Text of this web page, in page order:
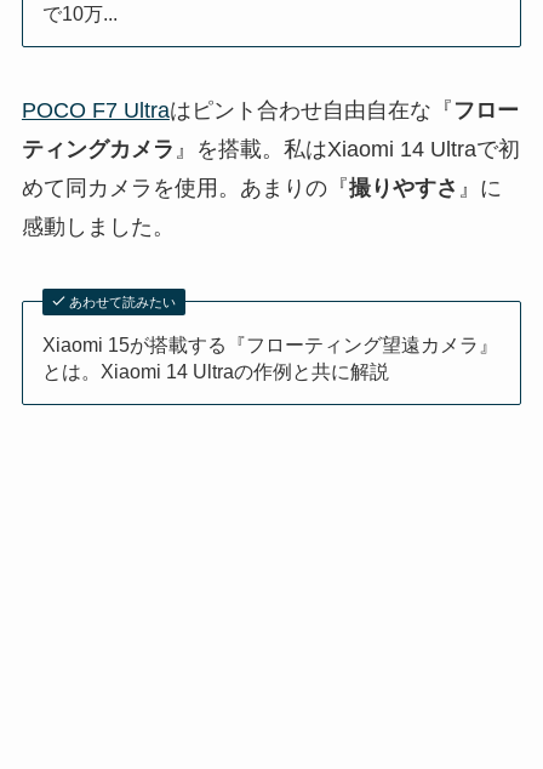
で10万...
POCO F7 Ultraはピント合わせ自由自在な『 フロー
ティングカメラ 』を搭載。私はXiaomi 14 Ultraで初
めて同カメラを使用。あまりの『撮りやすさ 』に
感動しました。
あわせて読みたい
Xiaomi 15が搭載する『フローティング望遠カメラ』
とは。Xiaomi 14 Ultraの作例と共に解説